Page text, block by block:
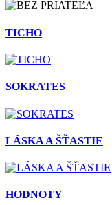
TICHO
SOKRATES
LÁSKA A ŠŤASTIE
HODNOTY